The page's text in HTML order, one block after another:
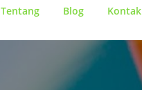
Tentang Blog Kontak